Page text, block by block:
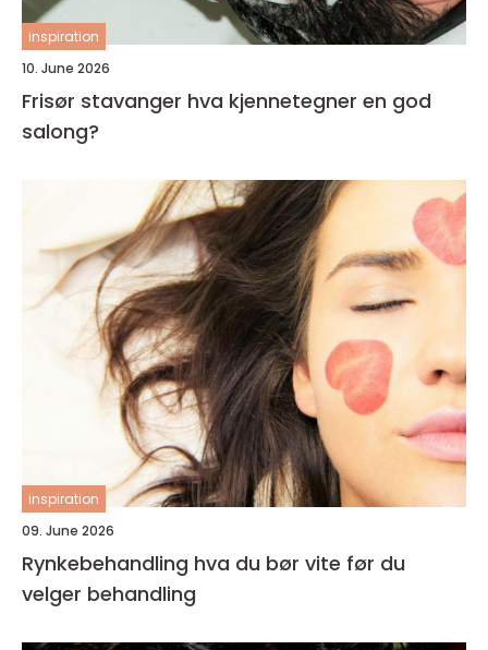
inspiration
10. June 2026
Frisør stavanger hva kjennetegner en god
salong?
inspiration
09. June 2026
Rynkebehandling hva du bør vite før du
velger behandling